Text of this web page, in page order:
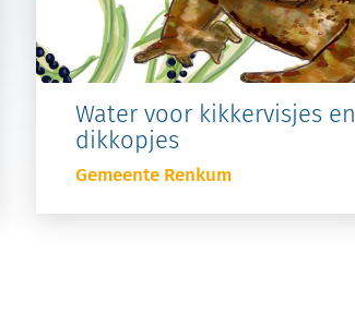
Water voor kikkervisjes en
dikkopjes
Gemeente Renkum